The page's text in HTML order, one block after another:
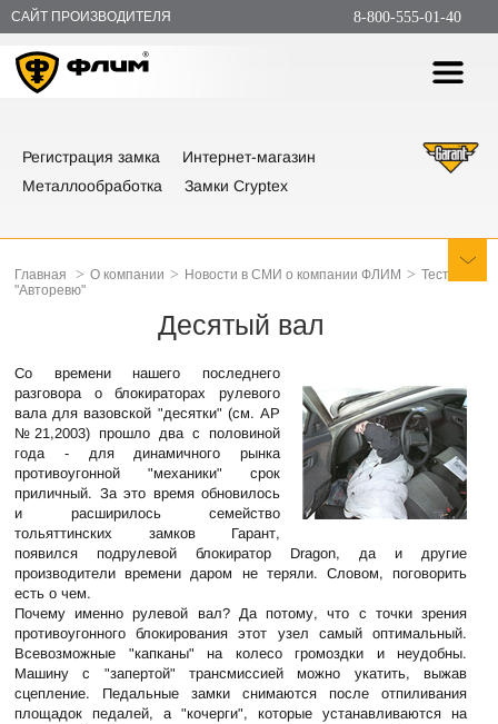
САЙТ ПРОИЗВОДИТЕЛЯ 8-800-555-01-40
Регистрация замка
Интернет-магазин
Металлообработка
Замки Cryptex
Главная > О компании > Новости в СМИ о компании ФЛИМ > Тест
"Авторевю"
Десятый вал
Со времени нашего последнего
разговора о блокираторах рулевого
вала для вазовской "десятки" (см. АР
№21,2003) прошло два с половиной
года - для динамичного рынка
противоугонной "механики" срок
приличный. За это время обновилось
и расширилось семейство
тольяттинских замков Гарант,
появился подрулевой блокиратор Dragon, да и другие
производители времени даром не теряли. Словом, поговорить
есть о чем.
Почему именно рулевой вал? Да потому, что с точки зрения
противоугонного блокирования этот узел самый оптимальный.
Всевозможные "капканы" на колесо громоздки и неудобны.
Машину с "запертой" трансмиссией можно укатить, выжав
сцепление. Педальные замки снимаются после отпиливания
площадок педалей, а "кочерги", которые устанавливаются на